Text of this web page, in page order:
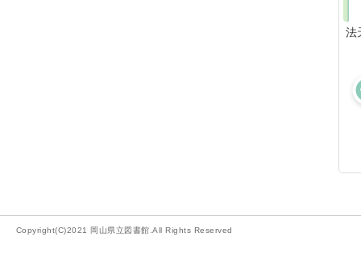
法
Copyright(C)2021 岡山県立図書館.All Rights Reserved